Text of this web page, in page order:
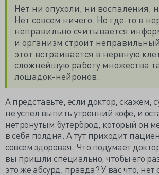
Нет ни опухоли, ни воспаления,
Нет совсем ничего. Но где-то в
неправильно считывается
и организм строит
этот встраивается в нервную
сложнейшую работу множества
лошадок-нейронов.
А представьте, если доктор, скажем,
не успел выпить утренний кофе, и
нетронутым бутерброд, который он
в себя полдня. А тут приходит
совсем здоровая. Что подумает
вы пришли специально, чтобы его
это же абсурд, правда? У вас что, нет